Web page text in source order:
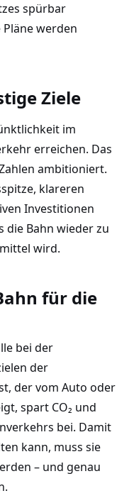
spürbar
werden
Ziele
im
erreichen. Das
ambitioniert.
klareren
Investitionen
die Bahn wieder zu
wird.
für die
bei der
der
der vom Auto oder
spart CO₂ und
bei. Damit
kann, muss sie
– und genau